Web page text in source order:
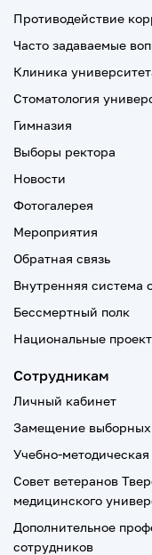
Противодействие
Часто задаваемые
Клиника
Стоматология
Гимназия
Выборы ректора
Новости
Фотогалерея
Мероприятия
Обратная связь
Внутренняя система
Бессмертный полк
Национальные
Сотрудникам
Личный кабинет
Замещение
Учебно-методическая
Совет ветеранов
медицинского
Дополнительное
сотрудников